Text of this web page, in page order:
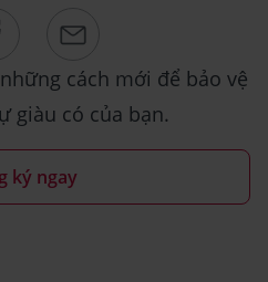
cách mới để bảo vệ
giàu có của bạn.
ký ngay